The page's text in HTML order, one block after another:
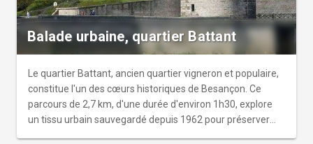
Balade urbaine, quartier Battant
Le quartier Battant, ancien quartier vigneron et populaire,
constitue l'un des cœurs historiques de Besançon. Ce
parcours de 2,7 km, d'une durée d'environ 1h30, explore
un tissu urbain sauvegardé depuis 1962 pour préserver